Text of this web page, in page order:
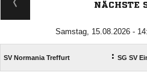
NÄCHSTE
Samstag, 15.08.2026 -
SV Normania Treffurt : SG SV